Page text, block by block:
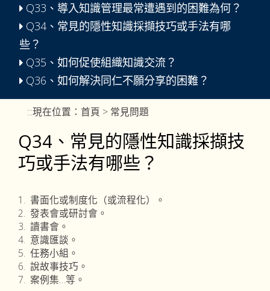
Q33、導入知識管理最常遭遇到的困難為何？
Q34、常見的隱性知識採擷技巧或手法有哪
些？
Q35、如何促使組織知識交流？
Q36、如何解決同仁不願分享的困難？
:::現在位置： 首頁 > 常見問題
Q34、常見的隱性知識採擷技
巧或手法有哪些？
1. 書面化或制度化（或流程化）。
2. 發表會或研討會。
3. 讀書會。
4. 意識匯談。
5. 任務小組。
6. 說故事技巧。
7. 案例集…等。